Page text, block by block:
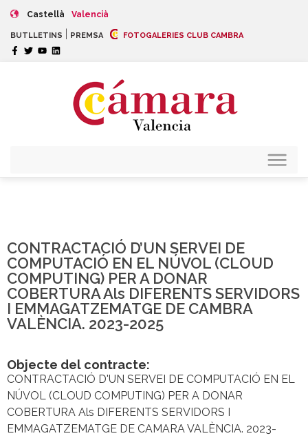
Castellà Valencià
BUTLLETINS PREMSA FOTOGALERIES CLUB CAMBRA
CONTRACTACIÓ D’UN SERVEI DE
COMPUTACIÓ EN EL NÚVOL (CLOUD
COMPUTING) PER A DONAR
COBERTURA Als DIFERENTS SERVIDORS
I EMMAGATZEMATGE DE CAMBRA
VALÈNCIA. 2023-2025
Objecte del contracte:
CONTRACTACIÓ D'UN SERVEI DE COMPUTACIÓ EN EL
NÚVOL (CLOUD COMPUTING) PER A DONAR
COBERTURA Als DIFERENTS SERVIDORS I
EMMAGATZEMATGE DE CAMARA VALÈNCIA. 2023-